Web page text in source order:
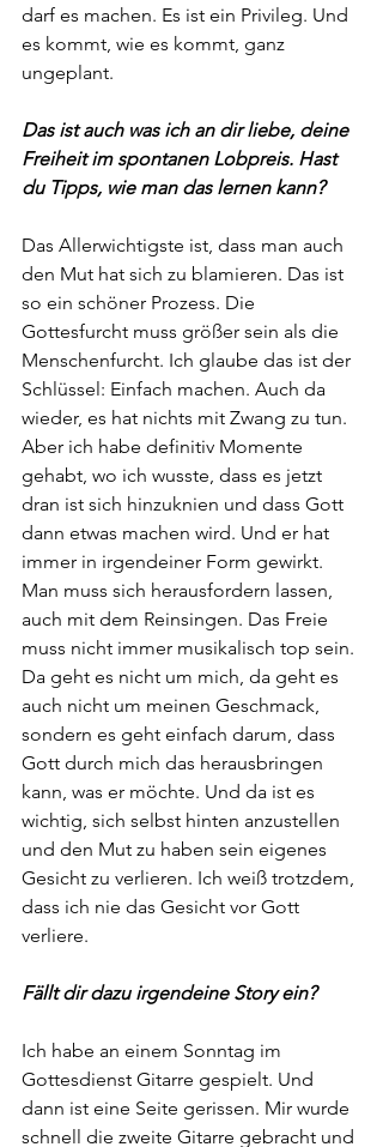
darf es machen. Es ist ein Privileg. Und
es kommt, wie es kommt, ganz
ungeplant.
Das ist auch was ich an dir liebe, deine
Freiheit im spontanen Lobpreis. Hast
du Tipps, wie man das lernen kann?
Das Allerwichtigste ist, dass man auch
den Mut hat sich zu blamieren. Das ist
so ein schöner Prozess. Die
Gottesfurcht muss größer sein als die
Menschenfurcht. Ich glaube das ist der
Schlüssel: Einfach machen. Auch da
wieder, es hat nichts mit Zwang zu tun.
Aber ich habe definitiv Momente
gehabt, wo ich wusste, dass es jetzt
dran ist sich hinzuknien und dass Gott
dann etwas machen wird. Und er hat
immer in irgendeiner Form gewirkt.
Man muss sich herausfordern lassen,
auch mit dem Reinsingen. Das Freie
muss nicht immer musikalisch top sein.
Da geht es nicht um mich, da geht es
auch nicht um meinen Geschmack,
sondern es geht einfach darum, dass
Gott durch mich das herausbringen
kann, was er möchte. Und da ist es
wichtig, sich selbst hinten anzustellen
und den Mut zu haben sein eigenes
Gesicht zu verlieren. Ich weiß trotzdem,
dass ich nie das Gesicht vor Gott
verliere.
Fällt dir dazu irgendeine Story ein?
Ich habe an einem Sonntag im
Gottesdienst Gitarre gespielt. Und
dann ist eine Seite gerissen. Mir wurde
schnell die zweite Gitarre gebracht und